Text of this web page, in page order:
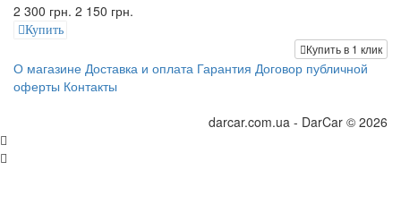
2 300 грн. 2 150 грн.
Купить
Купить в 1 клик
О магазине Доставка и оплата Гарантия Договор публичной
оферты Контакты
darcar.com.ua - DarCar © 2026